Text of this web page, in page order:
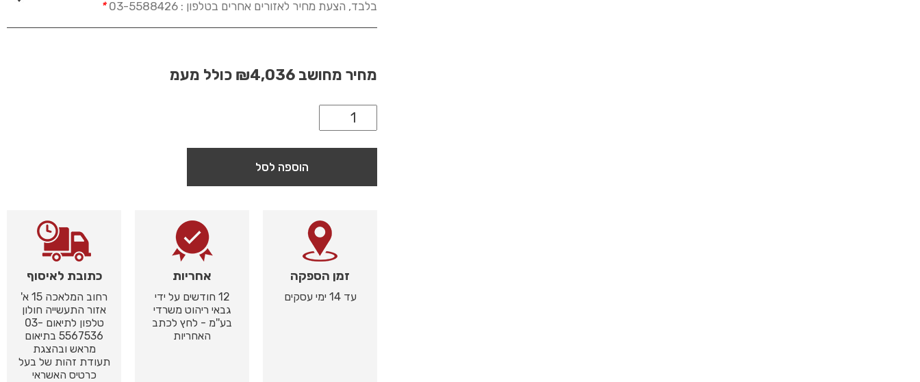
בלבד, הצעת מחיר לאזורים אחרים בטלפון : 03-5588426
*
מחיר מחושב ₪4,036 כולל מעמ
הוספה לסל
זמן הספקה
עד 14 ימי עסקים
אחריות
12 חודשים על ידי
גבאי ריהוט משרדי
בע''מ - לחץ לכתב
האחריות
כתובת לאיסוף
רחוב המלאכה 15 א'
אזור התעשייה חולון
טלפון לתיאום 03-
5567536 בתיאום
מראש ובהצגת
תעודת זהות של בעל
כרטיס האשראי